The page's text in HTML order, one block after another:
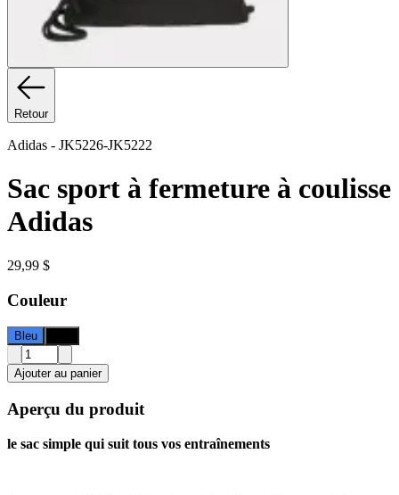
Retour
Adidas - JK5226-JK5222
Sac sport à fermeture à coulisse
Adidas
29,99 $
Couleur
Bleu
Ajouter au panier
Aperçu du produit
le sac simple qui suit tous vos entraînements